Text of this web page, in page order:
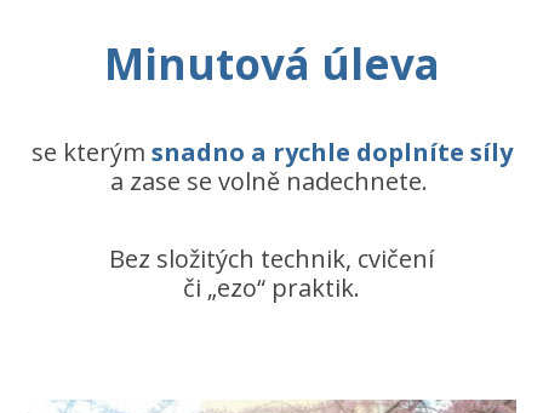
Minutová úleva
se kterým snadno a rychle doplníte síly
a zase se volně nadechnete.
Bez složitých technik, cvičení
či „ezo“ praktik.